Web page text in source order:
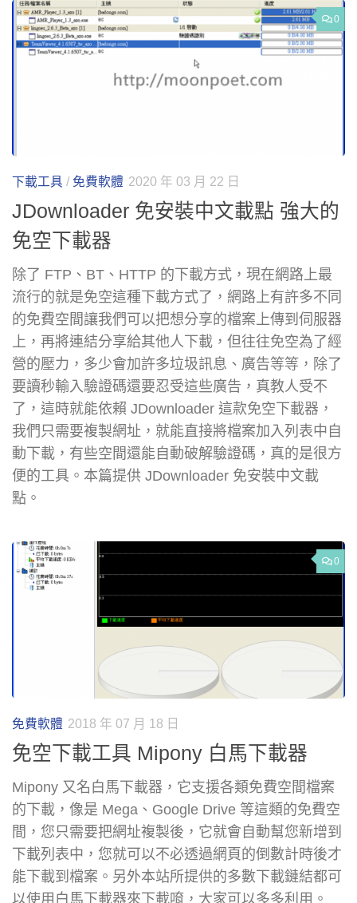
0
下載工具 / 免費軟體 2020 年 03 月 22 日
JDownloader 免安裝中文載點 強大的
免空下載器
除了 FTP、BT、HTTP 的下載方式，現在網路上最
流行的就是免空這種下載方式了，網路上有許多不同
的免費空間讓我們可以把想分享的檔案上傳到伺服器
上，再將連結分享給其他人下載，但往往免空為了經
營的壓力，多少會加許多垃圾訊息、廣告等等，除了
要讀秒輸入驗證碼還要忍受這些廣告，真教人受不
了，這時就能依賴 JDownloader 這款免空下載器，
我們只需要複製網址，就能直接將檔案加入列表中自
動下載，有些空間還能自動破解驗證碼，真的是很方
便的工具。本篇提供 JDownloader 免安裝中文載
點。
0
免費軟體 2018 年 07 月 18 日
免空下載工具 Mipony 白馬下載器
Mipony 又名白馬下載器，它支援各類免費空間檔案
的下載，像是 Mega、Google Drive 等這類的免費空
間，您只需要把網址複製後，它就會自動幫您新增到
下載列表中，您就可以不必透過網頁的倒數計時後才
能下載到檔案。另外本站所提供的多數下載鏈結都可
以使用白馬下載器來下載唷，大家可以多多利用。